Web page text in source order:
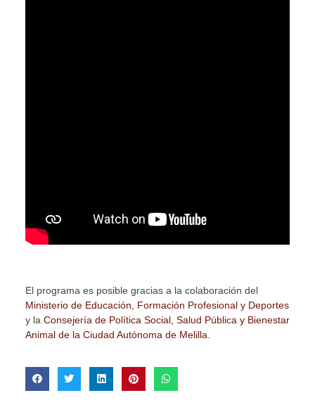
El programa es posible gracias a la colaboración del
Ministerio de Educación, Formación Profesional y Deportes
y la Consejería de Política Social, Salud Pública y Bienestar
Animal de la Ciudad Autónoma de Melilla.